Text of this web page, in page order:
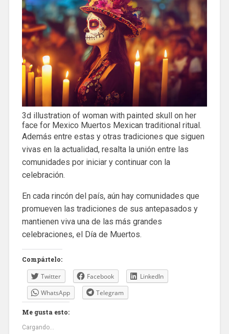
3d illustration of woman with painted skull on her
face for Mexico Muertos Mexican traditional ritual.
Además entre estas y otras tradiciones que siguen
vivas en la actualidad, resalta la unión entre las
comunidades por iniciar y continuar con la
celebración.
En cada rincón del país, aún hay comunidades que
promueven las tradiciones de sus antepasados y
mantienen viva una de las más grandes
celebraciones, el Día de Muertos.
Compártelo:
Twitter Facebook
LinkedIn
WhatsApp
Telegram
Me gusta esto:
Cargando...